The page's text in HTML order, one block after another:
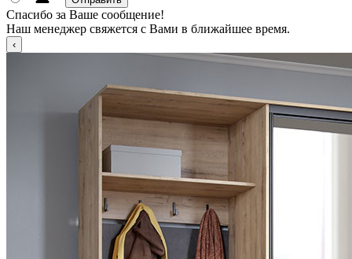
Спасибо за Ваше сообщение!
Наш менеджер свяжется с Вами в ближайшее время.